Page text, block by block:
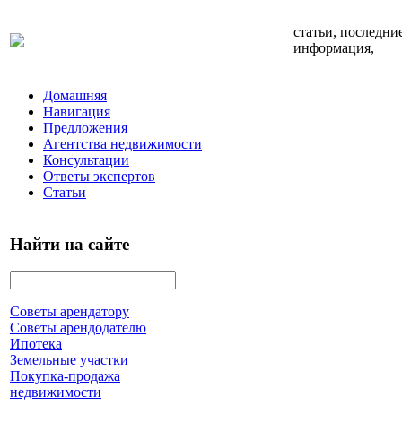
статьи,
информация,
Домашняя
Навигация
Предложения
Агентства недвижимости
Консультации
Ответы экспертов
Статьи
Найти на сайте
Советы арендатору
Советы арендодателю
Ипотека
Земельные участки
Покупка-продажа
недвижимости